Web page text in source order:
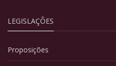
LEGISLAÇÕES
Proposições